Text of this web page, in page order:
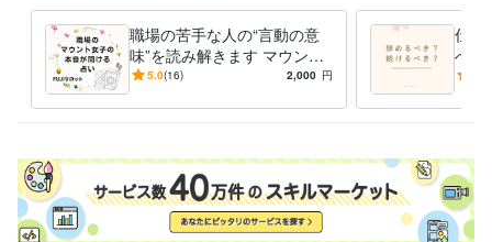
ココナラ　ブロンズランク
資格・検定
上級心理カウンセラー 取得年 : 2022年
メンタル心理カウンセラー
占い インスピレーションタロット
悩み相談・カウンセリング 心理カウンセラー
職場の苦手な人の“言動の意
味”を読み解きます マウント
傾向・具体的な対応/対策ま
5.0(16) 2,000 円
仕事
べき
間関